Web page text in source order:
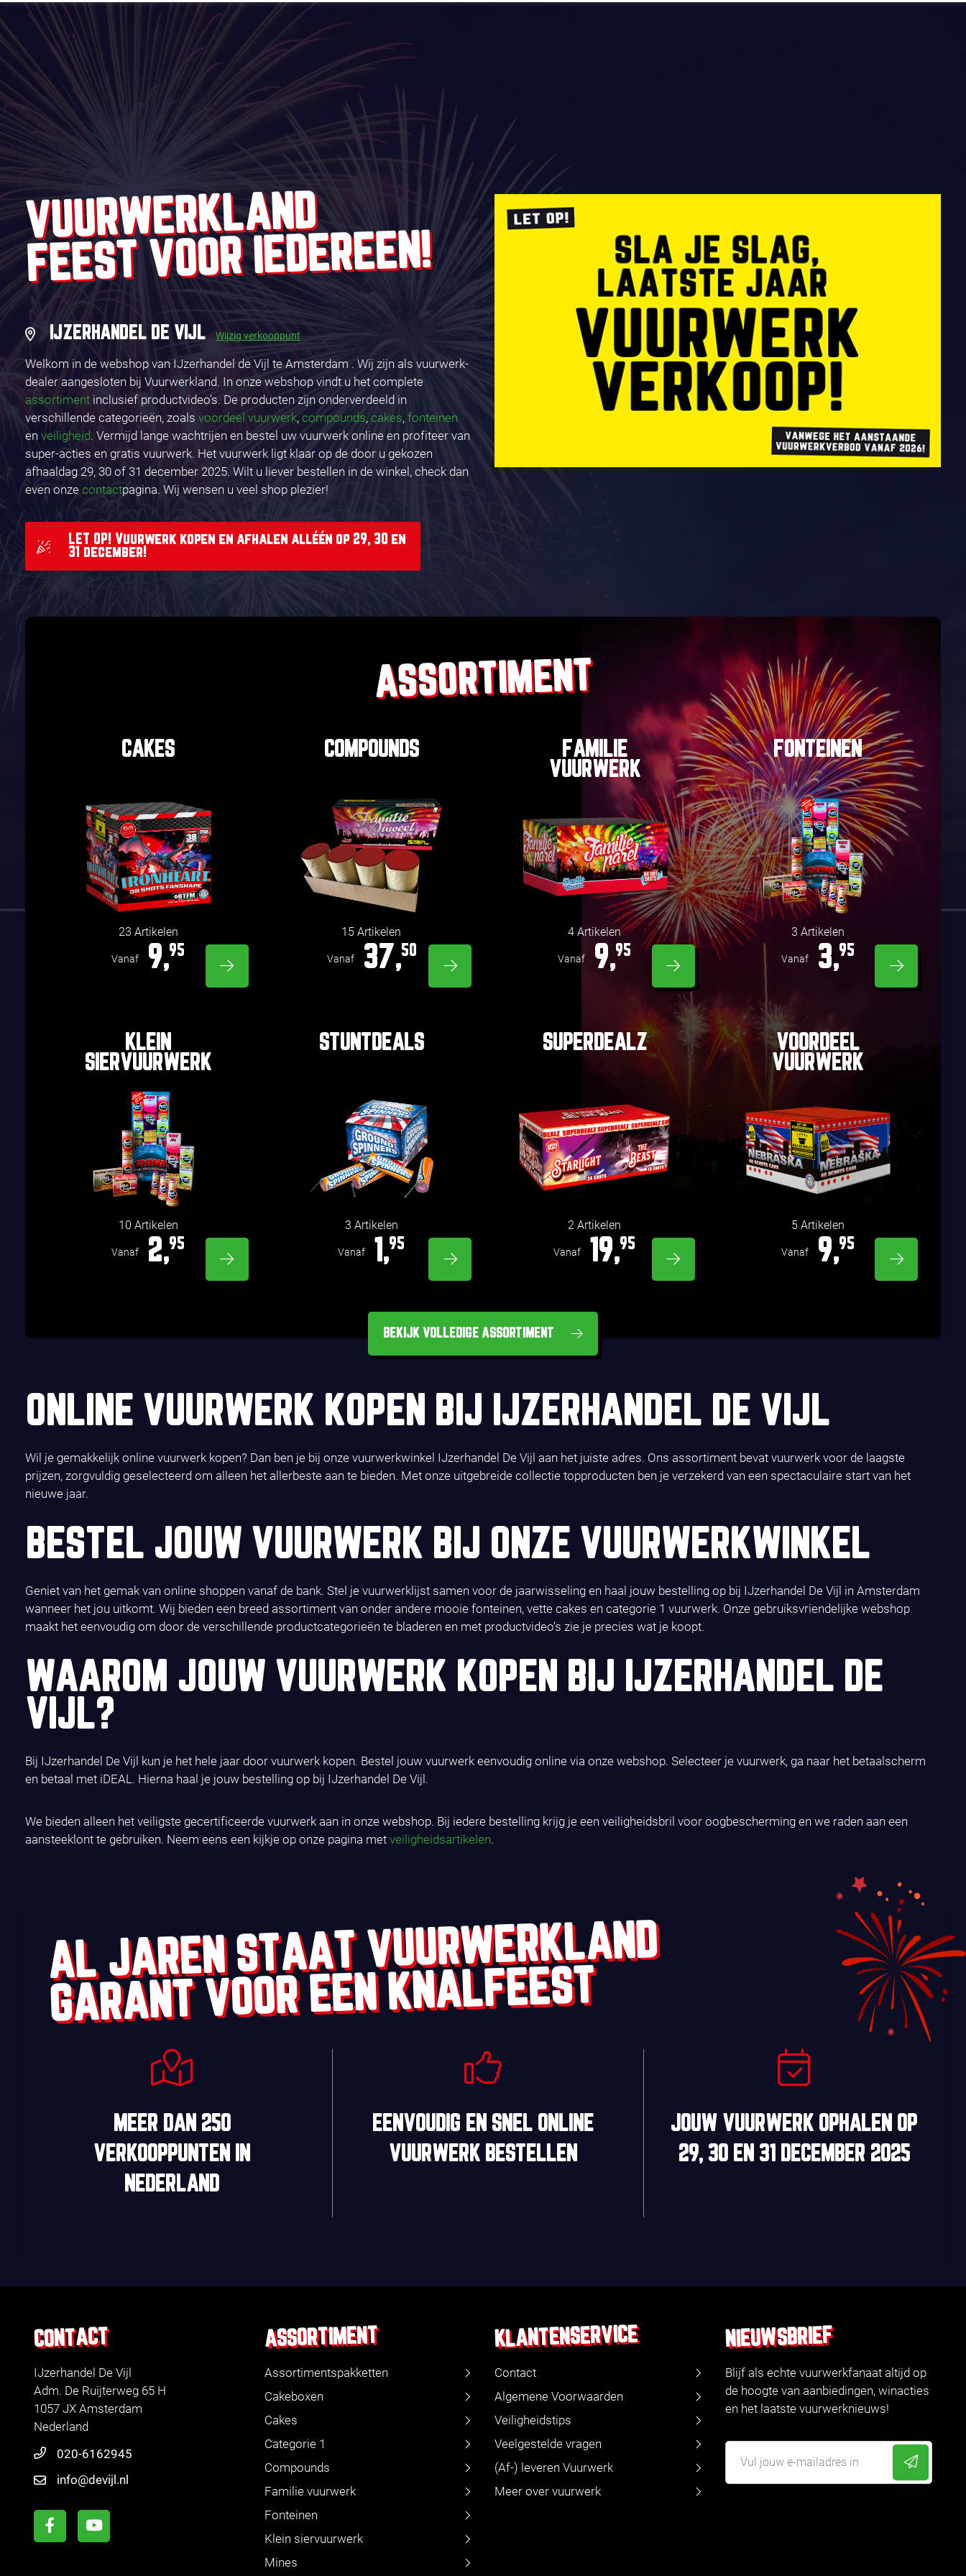
VUURWERKLAND
FEEST VOOR IEDEREEN!
IJZERHANDEL DE VIJL Wijzig verkooppunt
Welkom in de webshop van IJzerhandel de Vijl te Amsterdam . Wij zijn als vuurwerk-
dealer aangesloten bij Vuurwerkland. In onze webshop vindt u het complete
assortiment inclusief productvideo’s. De producten zijn onderverdeeld in
verschillende categorieën, zoals voordeel vuurwerk, compounds, cakes, fonteinen
en veiligheid. Vermijd lange wachtrijen en bestel uw vuurwerk online en profiteer van
super-acties en gratis vuurwerk. Het vuurwerk ligt klaar op de door u gekozen
afhaaldag 29, 30 of 31 december 2025. Wilt u liever bestellen in de winkel, check dan
even onze contactpagina. Wij wensen u veel shop plezier!
LET OP! Vuurwerk kopen en afhalen alléén op 29, 30 en
31 december!
ASSORTIMENT
CAKES
23 Artikelen
Vanaf 9,95
COMPOUNDS
15 Artikelen
Vanaf 37,50
FAMILIE
VUURWERK
4 Artikelen
Vanaf 9,95
FONTEINEN
3 Artikelen
Vanaf 3,95
KLEIN
SIERVUURWERK
10 Artikelen
Vanaf 2,95
STUNTDEALS
3 Artikelen
Vanaf 1,95
SUPERDEALZ
2 Artikelen
Vanaf 19,95
VOORDEEL
VUURWERK
5 Artikelen
Vanaf 9,95
BEKIJK VOLLEDIGE ASSORTIMENT
ONLINE VUURWERK KOPEN BIJ IJZERHANDEL DE VIJL
Wil je gemakkelijk online vuurwerk kopen? Dan ben je bij onze vuurwerkwinkel IJzerhandel De Vijl aan het juiste adres. Ons assortiment bevat vuurwerk voor de laagste
prijzen, zorgvuldig geselecteerd om alleen het allerbeste aan te bieden. Met onze uitgebreide collectie topproducten ben je verzekerd van een spectaculaire start van het
nieuwe jaar.
BESTEL JOUW VUURWERK BIJ ONZE VUURWERKWINKEL
Geniet van het gemak van online shoppen vanaf de bank. Stel je vuurwerklijst samen voor de jaarwisseling en haal jouw bestelling op bij IJzerhandel De Vijl in Amsterdam
wanneer het jou uitkomt. Wij bieden een breed assortiment van onder andere mooie fonteinen, vette cakes en categorie 1 vuurwerk. Onze gebruiksvriendelijke webshop
maakt het eenvoudig om door de verschillende productcategorieën te bladeren en met productvideo’s zie je precies wat je koopt.
WAAROM JOUW VUURWERK KOPEN BIJ IJZERHANDEL DE
VIJL?
Bij IJzerhandel De Vijl kun je het hele jaar door vuurwerk kopen. Bestel jouw vuurwerk eenvoudig online via onze webshop. Selecteer je vuurwerk, ga naar het betaalscherm
en betaal met iDEAL. Hierna haal je jouw bestelling op bij IJzerhandel De Vijl.
We bieden alleen het veiligste gecertificeerde vuurwerk aan in onze webshop. Bij iedere bestelling krijg je een veiligheidsbril voor oogbescherming en we raden aan een
aansteeklont te gebruiken. Neem eens een kijkje op onze pagina met veiligheidsartikelen.
AL JAREN STAAT VUURWERKLAND
GARANT VOOR EEN KNALFEEST
MEER DAN 250
VERKOOPPUNTEN
IN
NEDERLAND
EENVOUDIG EN SNELONLINE
VUURWERK BESTELLEN
JOUW VUURWERK OPHALEN OP
29, 30EN 31 DECEMBER 2025
CONTACT
IJzerhandel De Vijl
Adm. De Ruijterweg 65 H
1057 JX Amsterdam
Nederland
020-6162945
info@devijl.nl
ASSORTIMENT
Assortimentspakketten
Cakeboxen
Cakes
Categorie 1
Compounds
Familie vuurwerk
Fonteinen
Klein siervuurwerk
Mines
KLANTENSERVICE
Contact
Algemene Voorwaarden
Veiligheidstips
Veelgestelde vragen
(Af-) leveren Vuurwerk
Meer over vuurwerk
NIEUWSBRIEF
Blijf als echte vuurwerkfanaat altijd op
de hoogte van aanbiedingen, winacties
en het laatste vuurwerknieuws!